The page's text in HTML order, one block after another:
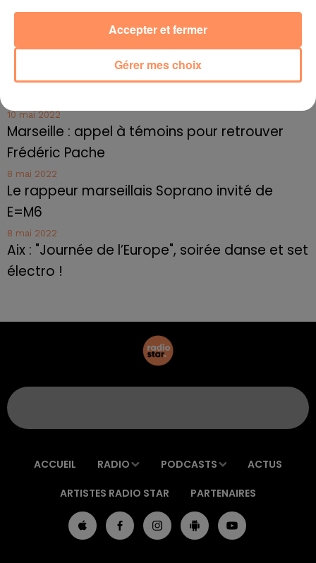
jusqu'au bout de la nuit !
Toulon : des quais électrifiés pour 2023 !
10 mai 2022
Marseille : appel à témoins pour retrouver
Frédéric Pache
8 mai 2022
Le rappeur marseillais Soprano invité de
E=M6
8 mai 2022
Aix : "Journée de l’Europe", soirée danse et set
électro !
ACCUEIL RADIO PODCASTS ACTUS
ARTISTES RADIO STAR PARTENAIRES
Gérer mes choix
Accepter et fermer